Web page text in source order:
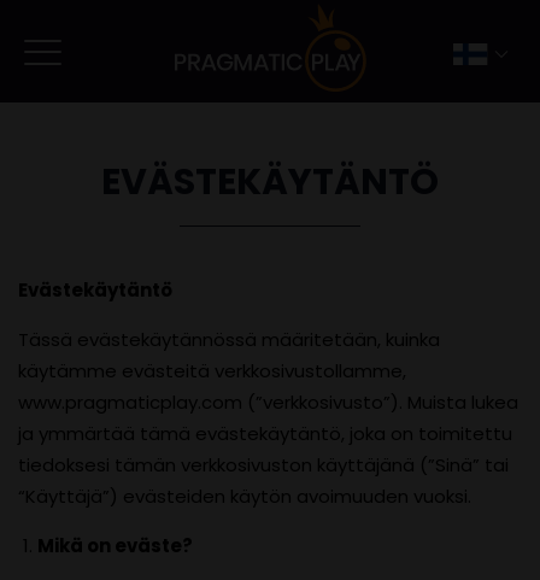
Evästekäytäntö
Tässä evästekäytännössä määritetään, kuinka
käytämme evästeitä verkkosivustollamme,
www.pragmaticplay.com (”verkkosivusto”). Muista lukea
ja ymmärtää tämä evästekäytäntö, joka on toimitettu
tiedoksesi tämän verkkosivuston käyttäjänä (”Sinä” tai
“Käyttäjä”) evästeiden käytön avoimuuden vuoksi.
Mikä on eväste?